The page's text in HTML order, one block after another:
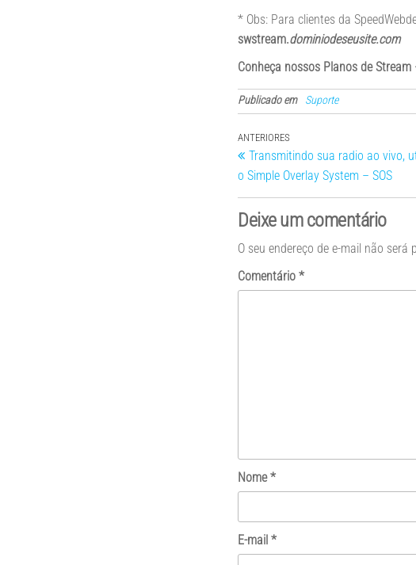
* Obs: Para clientes da
swstream.dominiodeseusite.com
Conheça nossos Planos de Stream
Publicado em Suporte
ANTERIORES
Transmitindo sua radio ao vivo,
o Simple Overlay System – SOS
Deixe um comentário
O seu endereço de e-mail não será
Comentário *
Nome*
E-mail *